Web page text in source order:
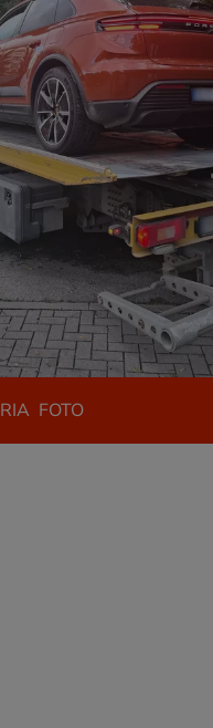
FOTO